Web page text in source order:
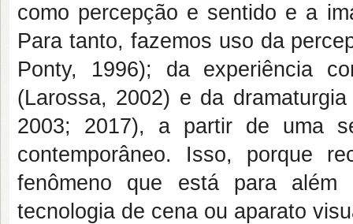
como percepção e sentido e a
Para tanto, fazemos uso da
Ponty, 1996); da experiência
(Larossa, 2002) e da
2003; 2017), a partir de uma
contemporâneo. Isso, porque
fenômeno que está para além
tecnologia de cena ou aparato